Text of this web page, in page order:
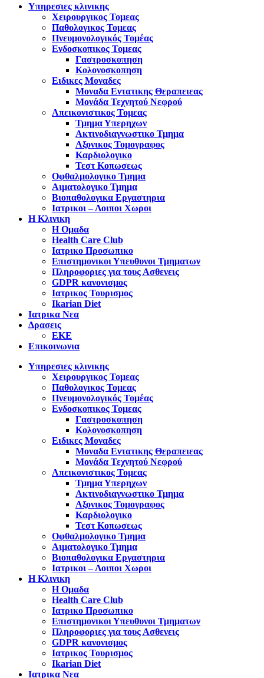
Υπηρεσιες κλινικης
Χειρουργικος Τομεας
Παθολογικος Τομεας
Πνευμονολογικός Τομέας
Ενδοσκοπικος Τομεας
Γαστροσκοπηση
Κολονοσκοπηση
Ειδικες Μοναδες
Μοναδα Εντατικης Θεραπειεας
Μονάδα Τεχνητού Νεφρού
Απεικονιστικος Τομεας
Τμημα Υπερηχων
Ακτινοδιαγνωστικο Τμημα
Αξονικος Τομογραφος
Καρδιολογικο
Τεστ Κοπωσεως
Οφθαλμολογικο Τμημα
Αιματολογικο Τμημα
Βιοπαθολογικα Εργαστηρια
Ιατρικοι – Λοιποι Χωροι
Η Κλινικη
Η Ομαδα
Health Care Club
Ιατρικο Προσωπικο
Επιστημονικοι Υπευθυνοι Τμηματων
Πληροφοριες για τους Ασθενεις
GDPR κανονισμος
Ιατρικος Τουρισμος
Ikarian Diet
Ιατρικα Νεα
Δρασεις
ΕΚΕ
Επικοινωνια
Υπηρεσιες κλινικης
Χειρουργικος Τομεας
Παθολογικος Τομεας
Πνευμονολογικός Τομέας
Ενδοσκοπικος Τομεας
Γαστροσκοπηση
Κολονοσκοπηση
Ειδικες Μοναδες
Μοναδα Εντατικης Θεραπειεας
Μονάδα Τεχνητού Νεφρού
Απεικονιστικος Τομεας
Τμημα Υπερηχων
Ακτινοδιαγνωστικο Τμημα
Αξονικος Τομογραφος
Καρδιολογικο
Τεστ Κοπωσεως
Οφθαλμολογικο Τμημα
Αιματολογικο Τμημα
Βιοπαθολογικα Εργαστηρια
Ιατρικοι – Λοιποι Χωροι
Η Κλινικη
Η Ομαδα
Health Care Club
Ιατρικο Προσωπικο
Επιστημονικοι Υπευθυνοι Τμηματων
Πληροφοριες για τους Ασθενεις
GDPR κανονισμος
Ιατρικος Τουρισμος
Ikarian Diet
Ιατρικα Νεα